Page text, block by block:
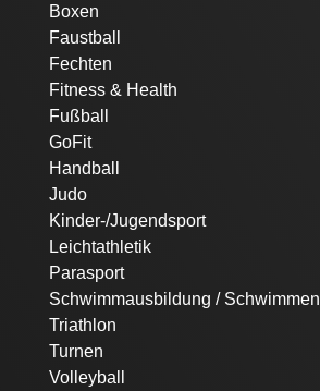
überspringen
Boxen
Faustball
Fechten
Fitness & Health
Fußball
GoFit
Handball
Judo
Kinder-/Jugendsport
Leichtathletik
Parasport
Schwimmausbildung / Schwimmen
Triathlon
Turnen
Volleyball